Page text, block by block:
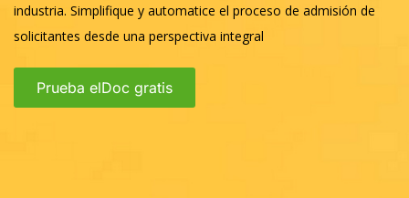
industria. Simplifique y automatice el proceso de admisión de
solicitantes desde una perspectiva integral
Prueba elDoc gratis